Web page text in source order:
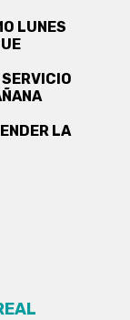
LUNES
LA